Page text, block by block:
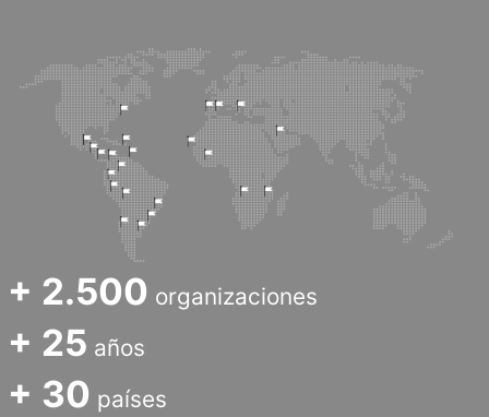
+ 2.500 organizaciones
+ 25 años
+ 30 países